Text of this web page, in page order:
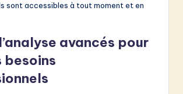
sont accessibles à tout moment et en
avancés pour
besoins